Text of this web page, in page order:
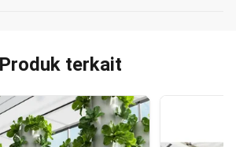
Produk terkait